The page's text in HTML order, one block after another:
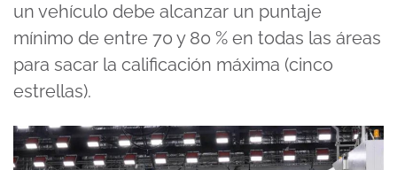
un vehículo debe alcanzar un puntaje
mínimo de entre 70 y 80 % en todas las áreas
para sacar la calificación máxima (cinco
estrellas).